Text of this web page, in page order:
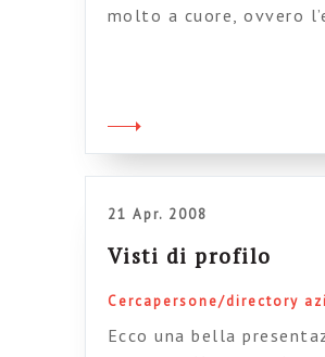
molto a cuore, ovvero
la vera sfida
21 Apr. 2008
Visti di profilo
Cercapersone/directory
Ecco una bella